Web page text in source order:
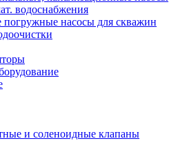
водоснабжения
насосы для скважин
и соленоидные клапаны